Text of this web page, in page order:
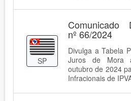
SP
Comunicado
nº 66/2024
Divulga a Tabela
Juros de Mora
outubro de 2024
Infracionais de